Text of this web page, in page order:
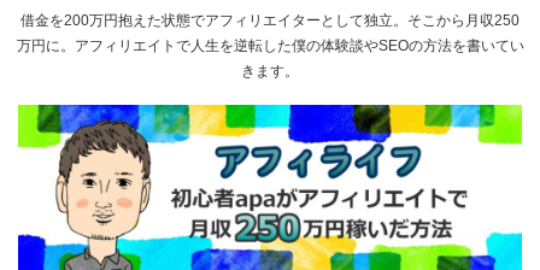
借金を200万円抱えた状態でアフィリエイターとして独立。そこから月収250
万円に。アフィリエイトで人生を逆転した僕の体験談やSEOの方法を書いてい
きます。